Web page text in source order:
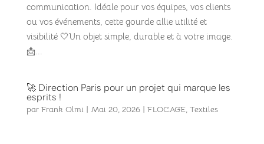
communication. Idéale pour vos équipes, vos clients
ou vos événements, cette gourde allie utilité et
visibilité 🤍Un objet simple, durable et à votre image.
📩...
🚀 Direction Paris pour un projet qui marque les
esprits !
par Frank Olmi | Mai 20, 2026| FLOCAGE, Textiles